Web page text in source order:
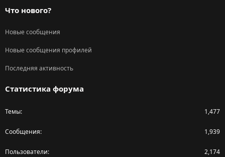
Что нового?
Новые сообщения
Новые сообщения профилей
Последняя активность
Статистика форума
Темы 1,477
Сообщения 1,939
Пользователи 2,174